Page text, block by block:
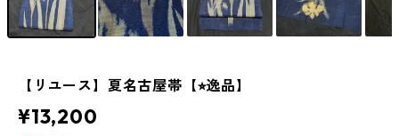
【リユース】夏名古屋帯【⭐︎逸品】
¥13,200